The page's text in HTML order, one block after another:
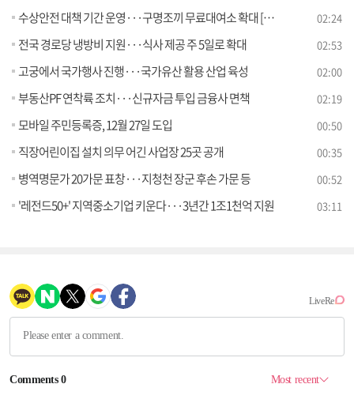
수상안전 대책 기간 운영···구명조끼 무료대여소 확대 [정책현장+] 02:24
전국 경로당 냉방비 지원···식사 제공 주 5일로 확대 02:53
고궁에서 국가행사 진행···국가유산 활용 산업 육성 02:00
부동산PF 연착륙 조치···신규자금 투입 금융사 면책 02:19
모바일 주민등록증, 12월 27일 도입 00:50
직장어린이집 설치 의무 어긴 사업장 25곳 공개 00:35
병역명문가 20가문 표창···지청천 장군 후손 가문 등 00:52
'레전드50+' 지역중소기업 키운다···3년간 1조1천억 지원 03:11